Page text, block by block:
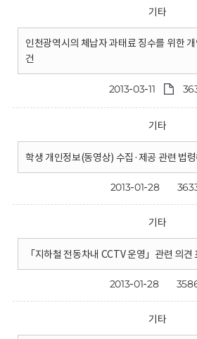
기타
인천광역시의 체납자 과태료 징수를 위한
건
2013-03-11
기타
학생 개인정보(동영상) 수집·제공 관련 법
2013-01-28
기타
「지하철 전동차내 CCTV 운영」관련 의견
2013-01-28
기타